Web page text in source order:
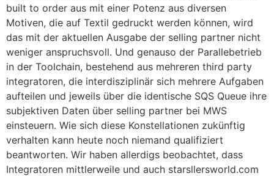
built to order aus mit einer Potenz aus diversen
Motiven, die auf Textil gedruckt werden können, wird
das mit der aktuellen Ausgabe der selling partner nicht
weniger anspruchsvoll. Und genauso der Parallebetrieb
in der Toolchain, bestehend aus mehreren third party
integratoren, die interdisziplinär sich mehrere Aufgaben
aufteilen und jeweils über die identische SQS Queue ihre
subjektiven Daten über selling partner bei MWS
einsteuern. Wie sich diese Konstellationen zukünftig
verhalten kann heute noch niemand qualifiziert
beantworten. Wir haben allerdigs beobachtet, dass
Integratoren mittlerweile und auch starsllersworld.com